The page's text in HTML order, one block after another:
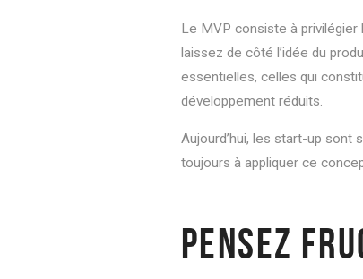
Le MVP consiste à
laissez de côté l’idée du
essentielles, celles qui
développement réduits.
Aujourd’hui, les start-up
toujours à appliquer ce
PENSEZ